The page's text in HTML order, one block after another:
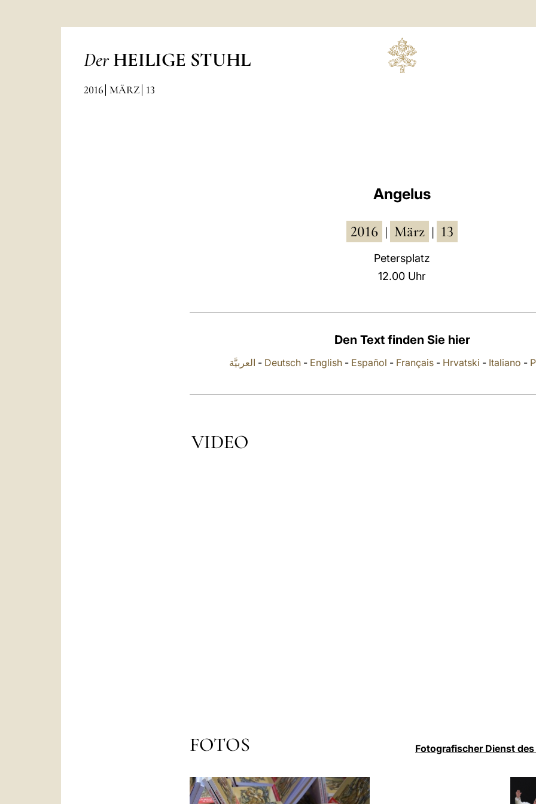
Der HEILIGE STUHL
2016 MÄRZ 13
Angelus
2016 März 13
Petersplatz
12.00 Uhr
Den Text finden Sie hier
العربيَّة - Deutsch- English- Español - Français- Hrvatski - Italiano -
VIDEO
FOTOS Fotografischer Dienst